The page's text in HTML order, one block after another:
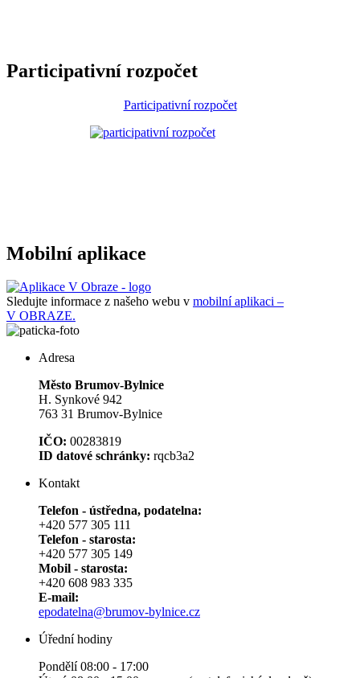
Participativní rozpočet
Participativní rozpočet
Mobilní aplikace
Sledujte informace z našeho webu v mobilní aplikaci –
V OBRAZE.
Adresa
Město Brumov-Bylnice
H. Synkové 942
763 31 Brumov-Bylnice
IČO: 00283819
ID datové schránky: rqcb3a2
Kontakt
Telefon - ústředna, podatelna:
+420 577 305 111
Telefon - starosta:
+420 577 305 149
Mobil - starosta:
+420 608 983 335
E-mail:
epodatelna@brumov-bylnice.cz
Úřední hodiny
Pondělí 08:00 - 17:00